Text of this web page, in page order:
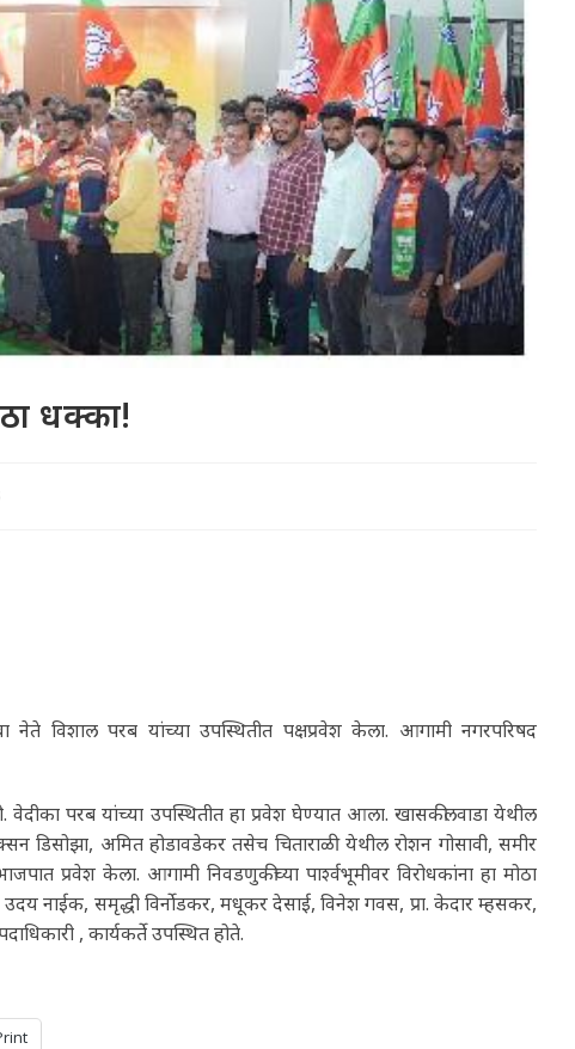
धक्का!
विशाल परब यांच्या उपस्थितीत पक्षप्रवेश केला. आगामी नगरपरिषद
परब यांच्या उपस्थितीत हा प्रवेश घेण्यात आला. खासकीलवाडा येथील
डिसोझा, अमित होडावडेकर तसेच चिताराळी येथील रोशन गोसावी, समीर
केला. आगामी निवडणुकीच्या पार्श्वभूमीवर विरोधकांना हा मोठा
नाईक, समृद्धी विर्नोडकर, मधूकर देसाई, विनेश गवस, प्रा. केदार म्हसकर,
, कार्यकर्ते उपस्थित होते.